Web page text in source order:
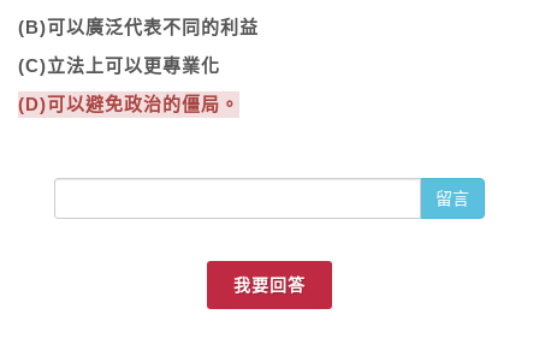
(B)可以廣泛代表不同的利益
(C)立法上可以更專業化
(D)可以避免政治的僵局。
留言
我要回答